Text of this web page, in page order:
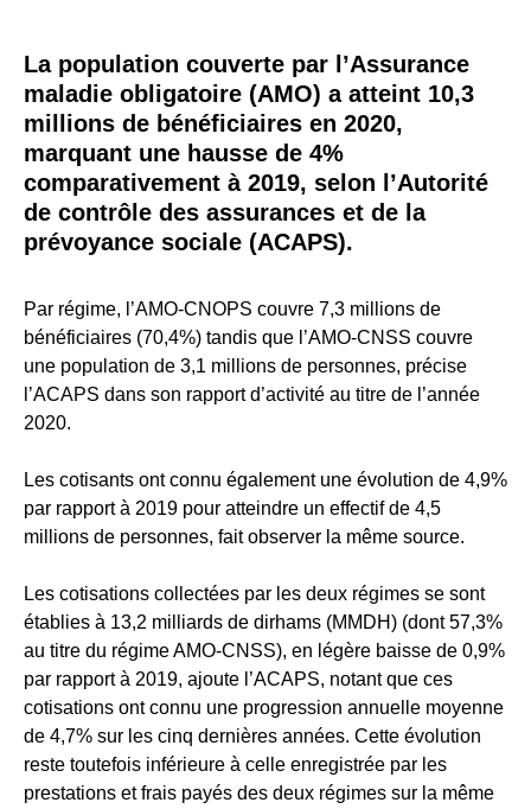
La population couverte par l’Assurance
maladie obligatoire (AMO) a atteint 10,3
millions de bénéficiaires en 2020,
marquant une hausse de 4%
comparativement à 2019, selon l’Autorité
de contrôle des assurances et de la
prévoyance sociale (ACAPS).
Par régime, l’AMO-CNOPS couvre 7,3 millions de
bénéficiaires (70,4%) tandis que l’AMO-CNSS couvre
une population de 3,1 millions de personnes, précise
l’ACAPS dans son rapport d’activité au titre de l’année
2020.
Les cotisants ont connu également une évolution de 4,9%
par rapport à 2019 pour atteindre un effectif de 4,5
millions de personnes, fait observer la même source.
Les cotisations collectées par les deux régimes se sont
établies à 13,2 milliards de dirhams (MMDH) (dont 57,3%
au titre du régime AMO-CNSS), en légère baisse de 0,9%
par rapport à 2019, ajoute l’ACAPS, notant que ces
cotisations ont connu une progression annuelle moyenne
de 4,7% sur les cinq dernières années. Cette évolution
reste toutefois inférieure à celle enregistrée par les
prestations et frais payés des deux régimes sur la même